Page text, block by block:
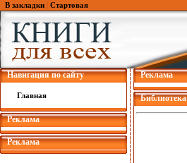
В закладки Стартовая
Навигация по сайту
Главная
Реклама
Реклама
Реклама
Библиотека